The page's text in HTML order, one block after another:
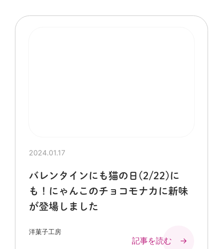
2024.01.17
バレンタインにも猫の日(2/22)に
も！にゃんこのチョコモナカに新味
が登場しました
洋菓子工房
記事を読む →